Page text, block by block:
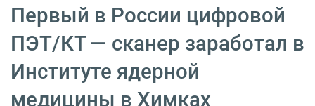
Первый в России цифровой
ПЭТ/КТ — сканер заработал в
Институте ядерной
медицины в Химках